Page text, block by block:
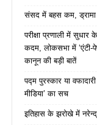
संसद में बहस कम, ड्रामा
परीक्षा प्रणाली में सुधार
कदम, लोकसभा में ‘एंटी-
कानून की बड़ी बातें
पद्म पुरस्कार या
मीडिया’ का सच
इतिहास के झरोखे में